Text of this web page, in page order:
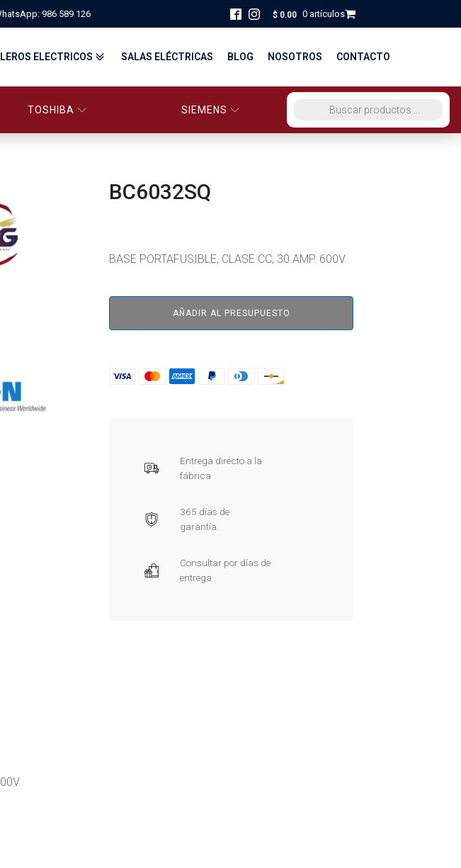
986 589 126 $0.00 0 artículos
TERMOMAGNÉTICOS
Y CONTROL
DE MOTORES MCC
& RECEPTACLES CROUSE-HINDS
ELECTRICOS
TABLEROS ELÉCTRICOS DISTRIBUCIÓN Y FUERZA
SALAS ELÉCTRICAS BLOG NOSOTROS CONTACTO
TOSHIBA SIEMENS BÚSQUEDA DE PRODUCTOS
BC6032SQ
BASE PORTAFUSIBLE, CLASE CC, 30 AMP. 600V.
AÑADIR AL PRESUPUESTO
Entrega directo a la
fábrica
365 días de
garantía.
Consultar por días de
entrega.